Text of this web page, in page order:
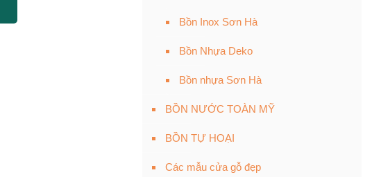
Bồn Inox Sơn Hà
Bồn Nhựa Deko
Bồn nhựa Sơn Hà
BỒN NƯỚC TOÀN MỸ
BỒN TỰ HOẠI
Các mẫu cửa gỗ đẹp